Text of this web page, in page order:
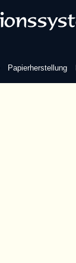
Papierherstellung